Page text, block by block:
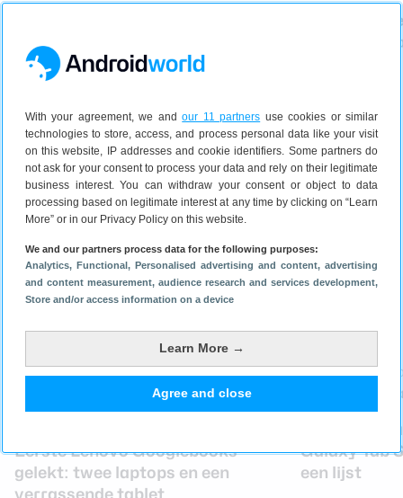
With your agreement, we andour 11 partners use cookies or similar
technologies to store, access, and process personal data like your visit
on this website, IP addresses and cookie identifiers. Some partners do
not ask for your consent to process your data and rely on their legitimate
business interest. You can withdraw your consent or object to data
processing based on legitimate interest at any time by clicking on “Learn
More” or in our Privacy Policy on this website.
We and our partners process data for the following purposes:
Analytics, Functional, Personalised advertising and content, advertising
and content measurement, audience research and services development,
Store and/or access information on a device
Learn More →
Agree and close
e-reader die een tablet wil zijn
2 juli 2026
TCL
tablet die
Eerste Lenovo Googlebooks
gelekt: twee laptops en een
verrassende tablet
Samsung
Galaxy Tab
een lijst